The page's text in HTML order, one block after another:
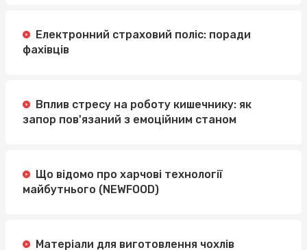
Електронний страховий поліс: поради
фахівців
Вплив стресу на роботу кишечнику: як
запор пов'язаний з емоційним станом
Що відомо про харчові технології
майбутнього (NEWFOOD)
Матеріали для виготовлення чохлів